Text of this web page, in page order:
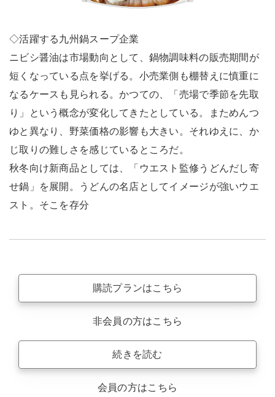
◇活躍する九州鍋スープ企業
ニビシ醤油は市場動向として、鍋物調味料の販売期間が
短くなっている点を挙げる。小売業側も棚替えに慎重に
なるケースも見られる。かつての、「売場で季節を先取
り」という概念が変化してきたとしている。まためんつ
ゆと異なり、野菜価格の影響も大きい。それゆえに、か
じ取りの難しさを感じているところだ。
秋冬向け新商品としては、「ウエスト監修うどんだし寄
せ鍋」を展開。うどんの名店としてイメージが強いウエ
スト。そこを存分
購読プランはこちら
非会員の方はこちら
続きを読む
会員の方はこちら